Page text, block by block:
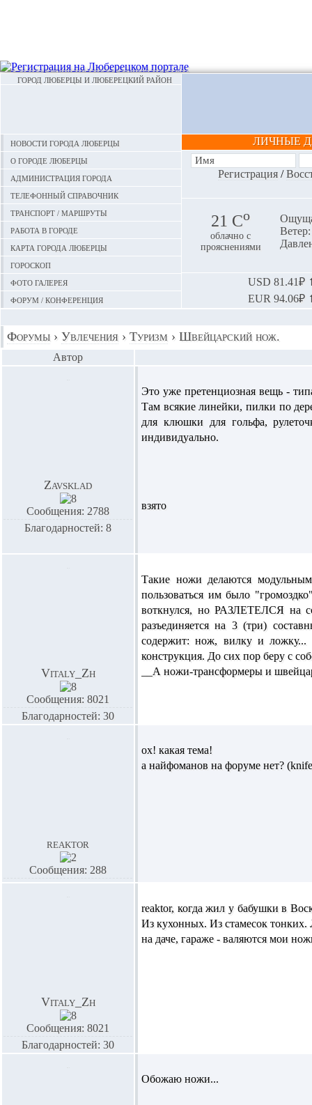
ГОРОД ЛЮБЕРЦЫ И ЛЮБЕРЕЦКИЙ РАЙОН
Новости города Люберцы
О городе Люберцы
Администрация города
Телефонный справочник
Транспорт / маршруты
Работа в городе
Карта города Люберцы
Гороскоп
Фото галерея
Форум / конференция
ЛИЧНЫЕ
Регистрация/
21 Сo
облачно с
прояснениями
USD 81.41₽
EUR 94.06₽
Форумы › Увлечения › Туризм › Швейцарский нож.
Автор
Zavsklad
Сообщения: 2788
Благодарностей: 8
Это уже претенциозная вещь -
Там всякие линейки, пилки по
для клюшки для гольфа,
индивидуально.
взято
Vitaly_Zh
Сообщения: 8021
Благодарностей: 30
Такие ножи делаются
пользоваться им было
воткнулся, но РАЗЛЕТЕЛСЯ на
разъединяется на 3 (три)
содержит: нож, вилку и ложку...
конструкция. До сих пор беру с
__А ножи-трансформеры и
reaktor
Сообщения: 288
ох! какая тема!
а найфоманов на форуме нет?
Vitaly_Zh
Сообщения: 8021
Благодарностей: 30
reaktor, когда жил у бабушки в
Из кухонных. Из стамесок
на даче, гараже - валяются мои
Обожаю ножи...